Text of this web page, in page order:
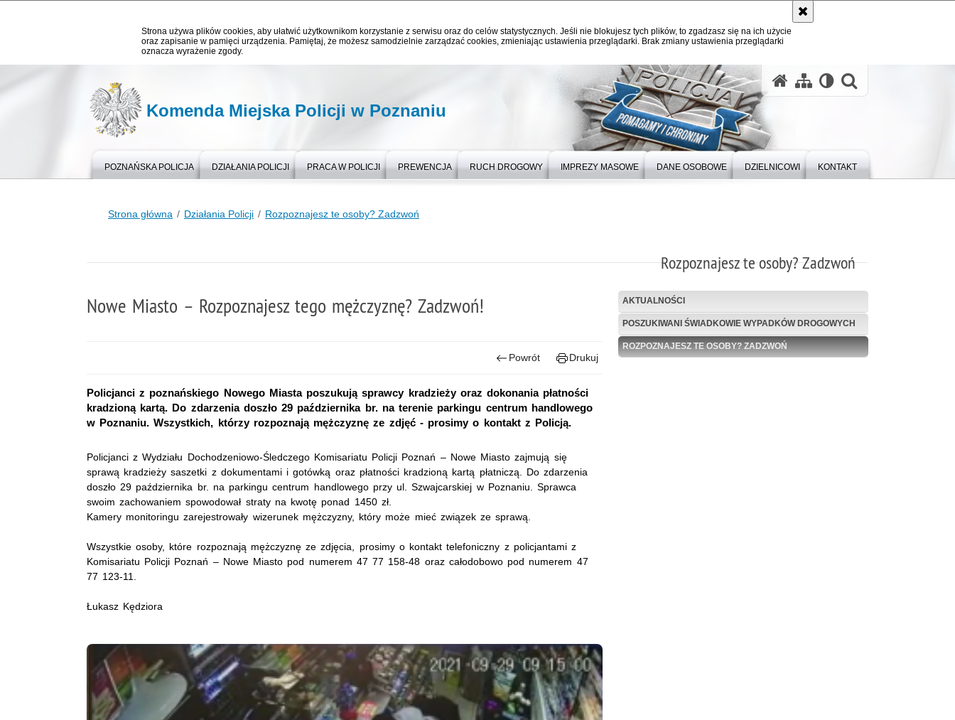
Strona używa plików cookies, aby ułatwić użytkownikom korzystanie z serwisu oraz do celów statystycznych. Jeśli nie blokujesz tych plików, to zgadzasz się na ich użycie
oraz zapisanie w pamięci urządzenia. Pamiętaj, że możesz samodzielnie zarządzać cookies, zmieniając ustawienia przeglądarki. Brak zmiany ustawienia przeglądarki
oznacza wyrażenie zgody.
Komenda Miejska Policji w Poznaniu
POZNAŃSKA POLICJA DZIAŁANIA POLICJI PRACA W POLICJI PREWENCJA RUCH DROGOWY IMPREZY MASOWE DANE OSOBOWE DZIELNICOWI KONTAKT
Strona główna Działania Policji Rozpoznajesz te osoby? Zadzwoń
Rozpoznajesz te osoby? Zadzwoń
AKTUALNOŚCI
POSZUKIWANI ŚWIADKOWIE WYPADKÓW DROGOWYCH
ROZPOZNAJESZ TE OSOBY? ZADZWOŃ
Nowe Miasto – Rozpoznajesz tego mężczyznę? Zadzwoń!
Powrót Drukuj
Policjanci z poznańskiego Nowego Miasta poszukują sprawcy kradzieży oraz dokonania płatności
kradzioną kartą. Do zdarzenia doszło 29 października br. na terenie parkingu centrum handlowego
w Poznaniu. Wszystkich, którzy rozpoznają mężczyznę ze zdjęć - prosimy o kontakt z Policją.
Policjanci z Wydziału Dochodzeniowo-Śledczego Komisariatu Policji Poznań – Nowe Miasto zajmują się
sprawą kradzieży saszetki z dokumentami i gotówką oraz płatności kradzioną kartą płatniczą. Do zdarzenia
doszło 29 października br. na parkingu centrum handlowego przy ul. Szwajcarskiej w Poznaniu. Sprawca
swoim zachowaniem spowodował straty na kwotę ponad 1450 zł.
Kamery monitoringu zarejestrowały wizerunek mężczyzny, który może mieć związek ze sprawą.
Wszystkie osoby, które rozpoznają mężczyznę ze zdjęcia, prosimy o kontakt telefoniczny z policjantami z
Komisariatu Policji Poznań – Nowe Miasto pod numerem 47 77 158-48 oraz całodobowo pod numerem 47
77 123-11.
Łukasz Kędziora